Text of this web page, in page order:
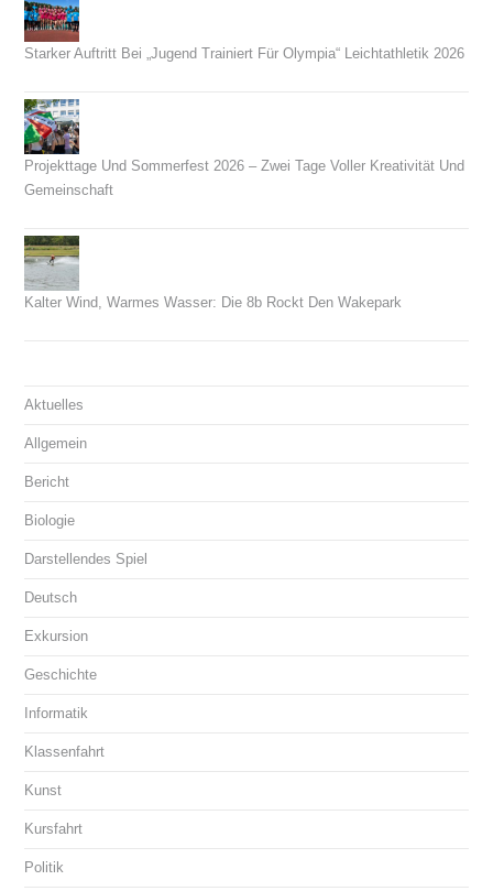
Starker Auftritt Bei „Jugend Trainiert Für Olympia“ Leichtathletik 2026
Projekttage Und Sommerfest 2026 – Zwei Tage Voller Kreativität Und
Gemeinschaft
Kalter Wind, Warmes Wasser: Die 8b Rockt Den Wakepark
Aktuelles
Allgemein
Bericht
Biologie
Darstellendes Spiel
Deutsch
Exkursion
Geschichte
Informatik
Klassenfahrt
Kunst
Kursfahrt
Politik